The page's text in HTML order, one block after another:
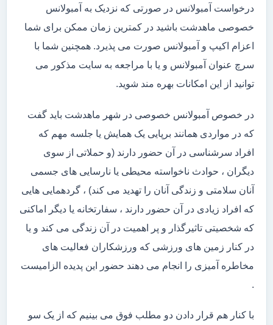
درخواست آمبولانس در صورتی که نزدیک به آمبولانس
خصوصی ماهدشت باشید در کمترین زمان ممکن برای شما
اعزام اکیپ و آمبولانس صورت می پذیرد. همچنین شما با
سرچ عنوان آمبولانس و یا با مراجعه به سایت مذکور می
توانید از این امکانات بهره مند شوید.
در خصوص آمبولانس خصوصی در شهر ماهدشت باید گفت
که در مواردی همانند برپایی یک همایش یا جلسه مهم که
افراد سرشناسی در آن حضور دارند (و حملاتی از سوی
دیگران ، حوادث ناخواسته محیطی یا نارسایی های جسمی
آنان سلامتی و زندگی آنان را تهدید می کند) ، گردهمایی هایی
که افراد زیادی در آن حضور دارند ، سفارتخانه یا دیگر اماکنی
که شخصیتی تاثیرگذار و پر اهمیت در آن زندگی می کند و یا
در کنار زمین های ورزشی که ورزشکاران فعالیت های
مخاطره آمیزی را انجام می دهند حضور این پدیده الزامیست
.
با کنار هم قرار دادن دو مطلب فوق می بینیم که از یک سو